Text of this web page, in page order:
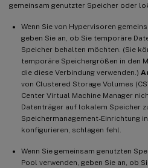
gemeinsam genutzter Speicher oder
Wenn Sie von Hypervisoren
geben Sie an, ob Sie temporäre
Speicher behalten möchten. (Sie
temporäre Speichergrößen in den
die diese Verbindung verwenden.)
von Clustered Storage Volumes
Center Virtual Machine Manager
Datenträger auf lokalem Speicher
Speichermanagement-Einrichtung
konfigurieren, schlagen fehl.
Wenn Sie gemeinsam genutzten
Pool verwenden, geben Sie an, ob